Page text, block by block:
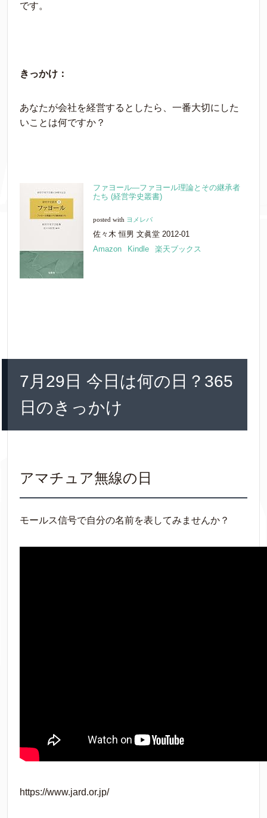
です。
きっかけ：
あなたが会社を経営するとしたら、一番大切にした
いことは何ですか？
ファヨール―ファヨール理論とその継承者
たち (経営学史叢書)
posted with ヨメレバ
佐々木 恒男 文眞堂 2012-01
Amazon
Kindle 楽天ブックス
7月29日 今日は何の日？365
日のきっかけ
アマチュア無線の日
モールス信号で自分の名前を表してみませんか？
https://www.jard.or.jp/